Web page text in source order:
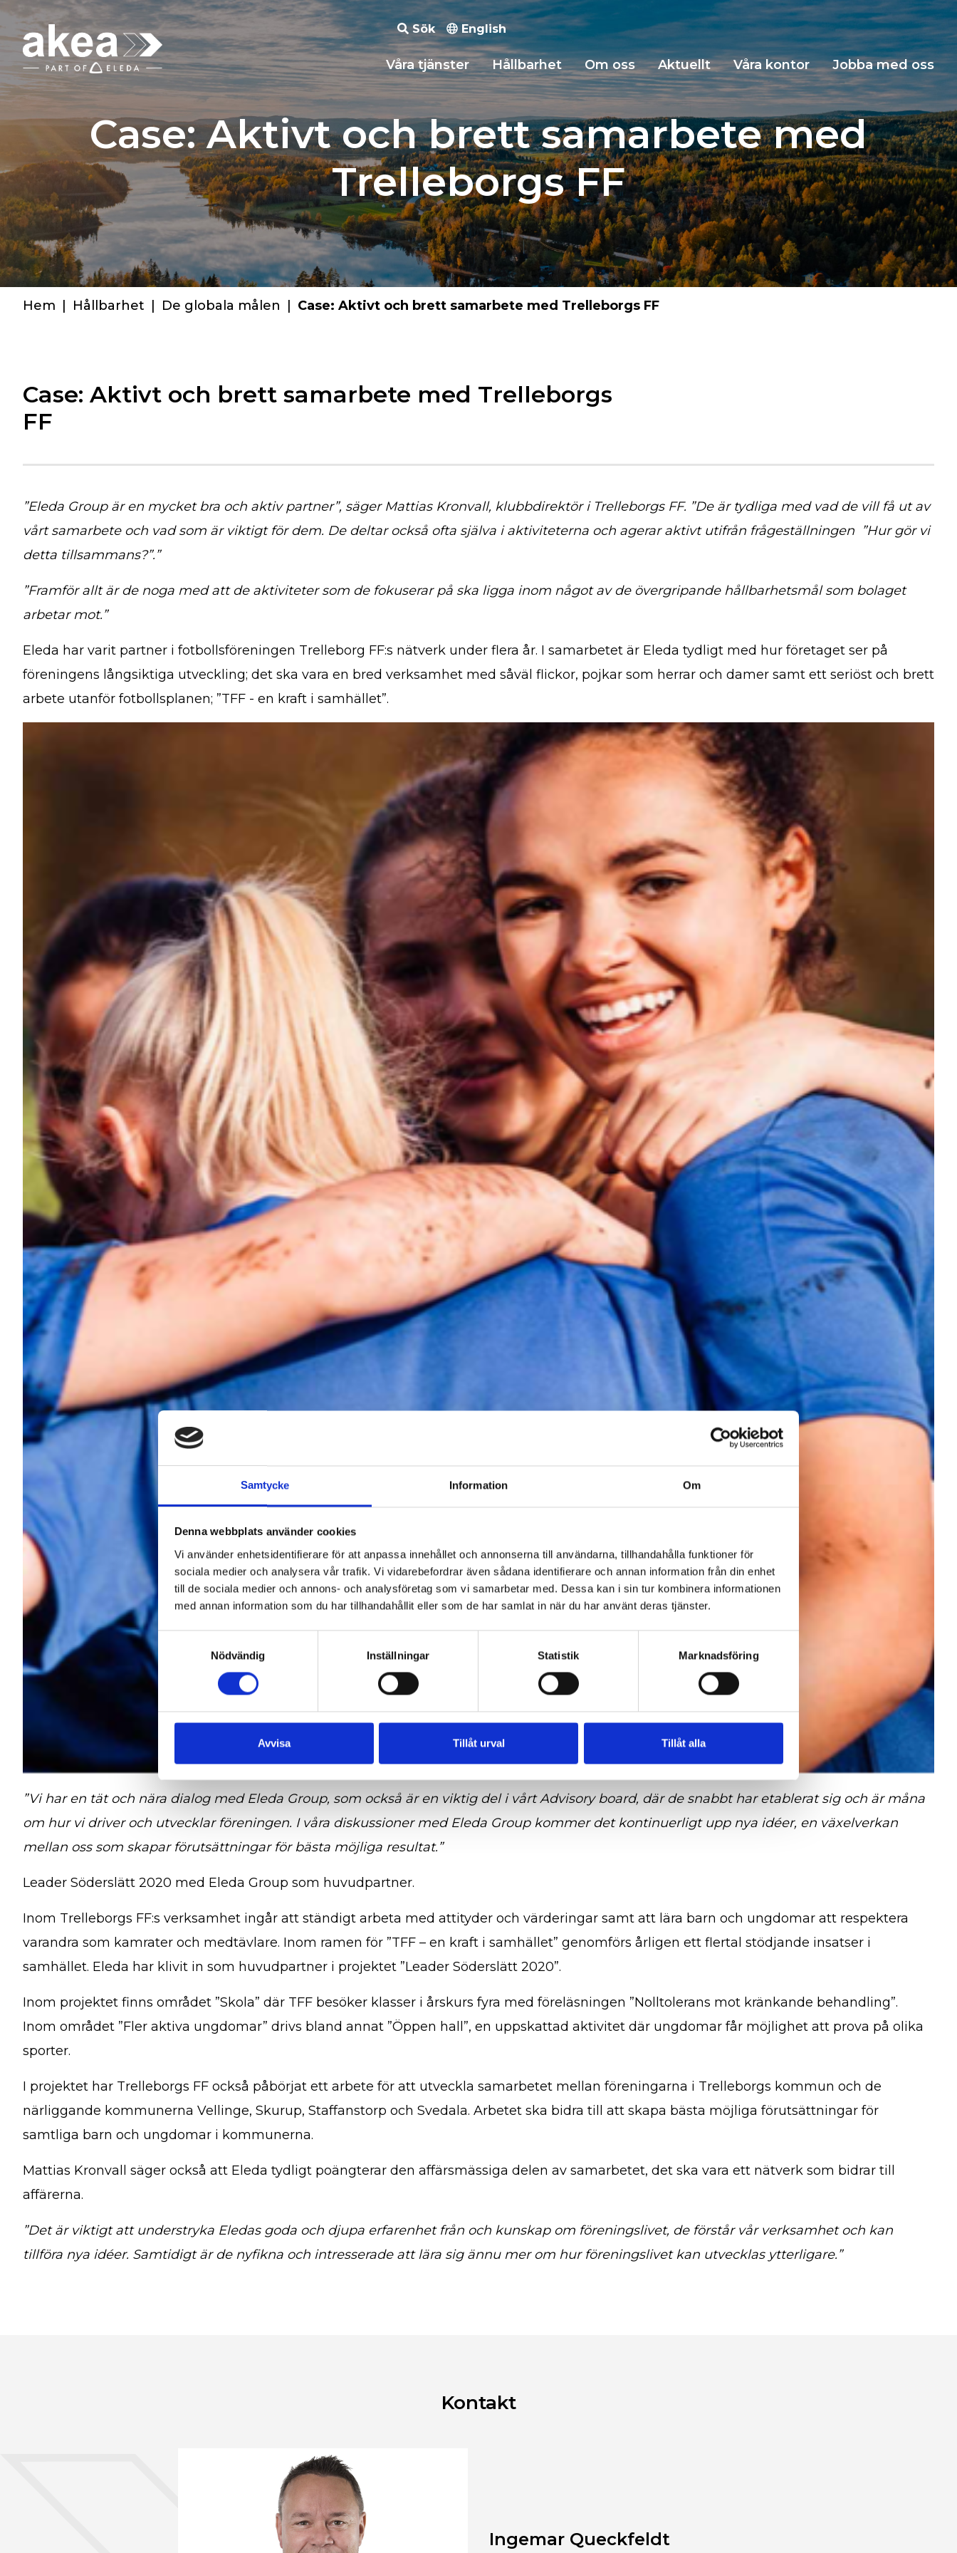
Samtycke Information Om
Denna webbplats använder cookies
Vi använder enhetsidentifierare för att anpassa innehållet och annonserna till användarna, tillhandahålla funktioner för
sociala medier och analysera vår trafik. Vi vidarebefordrar även sådana identifierare och annan information från din enhet
till de sociala medier och annons- och analysföretag som vi samarbetar med. Dessa kan i sin tur kombinera informationen
med annan information som du har tillhandahållit eller som de har samlat in när du har använt deras tjänster.
Nödvändig
Inställningar Statistik Marknadsföring
Avvisa Tillåt urval Tillåt alla
Sök English
Våra tjänster Hållbarhet Om oss Aktuellt Våra kontor Jobba med oss
Case: Aktivt och brett samarbete med
Trelleborgs FF
Hem Hållbarhet De globala målen Case: Aktivt och brett samarbete med Trelleborgs FF
Case: Aktivt och brett samarbete med Trelleborgs
FF
”Eleda Group är en mycket bra och aktiv partner”, säger Mattias Kronvall, klubbdirektör i Trelleborgs FF. ”De är tydliga med vad de vill få ut av
vårt samarbete och vad som är viktigt för dem. De deltar också ofta själva i aktiviteterna och agerar aktivt utifrån frågeställningen ”Hur gör vi
detta tillsammans?”.”
”Framför allt är de noga med att de aktiviteter som de fokuserar på ska ligga inom något av de övergripande hållbarhetsmål som bolaget
arbetar mot.”
Eleda har varit partner i fotbollsföreningen Trelleborg FF:s nätverk under flera år. I samarbetet är Eleda tydligt med hur företaget ser på
föreningens långsiktiga utveckling; det ska vara en bred verksamhet med såväl flickor, pojkar som herrar och damer samt ett seriöst och brett
arbete utanför fotbollsplanen; ”TFF - en kraft i samhället”.
”Vi har en tät och nära dialog med Eleda Group, som också är en viktig del i vårt Advisory board, där de snabbt har etablerat sig och är måna
om hur vi driver och utvecklar föreningen. I våra diskussioner med Eleda Group kommer det kontinuerligt upp nya idéer, en växelverkan
mellan oss som skapar förutsättningar för bästa möjliga resultat.”
Leader Söderslätt 2020 med Eleda Group som huvudpartner.
Inom Trelleborgs FF:s verksamhet ingår att ständigt arbeta med attityder och värderingar samt att lära barn och ungdomar att respektera
varandra som kamrater och medtävlare. Inom ramen för ”TFF – en kraft i samhället” genomförs årligen ett flertal stödjande insatser i
samhället. Eleda har klivit in som huvudpartner i projektet ”Leader Söderslätt 2020”.
Inom projektet finns området ”Skola” där TFF besöker klasser i årskurs fyra med föreläsningen ”Nolltolerans mot kränkande behandling”.
Inom området ”Fler aktiva ungdomar” drivs bland annat ”Öppen hall”, en uppskattad aktivitet där ungdomar får möjlighet att prova på olika
sporter.
I projektet har Trelleborgs FF också påbörjat ett arbete för att utveckla samarbetet mellan föreningarna i Trelleborgs kommun och de
närliggande kommunerna Vellinge, Skurup, Staffanstorp och Svedala. Arbetet ska bidra till att skapa bästa möjliga förutsättningar för
samtliga barn och ungdomar i kommunerna.
Mattias Kronvall säger också att Eleda tydligt poängterar den affärsmässiga delen av samarbetet, det ska vara ett nätverk som bidrar till
affärerna.
”Det är viktigt att understryka Eledas goda och djupa erfarenhet från och kunskap om föreningslivet, de förstår vår verksamhet och kan
tillföra nya idéer. Samtidigt är de nyfikna och intresserade att lära sig ännu mer om hur föreningslivet kan utvecklas ytterligare.”
Kontakt
Ingemar Queckfeldt